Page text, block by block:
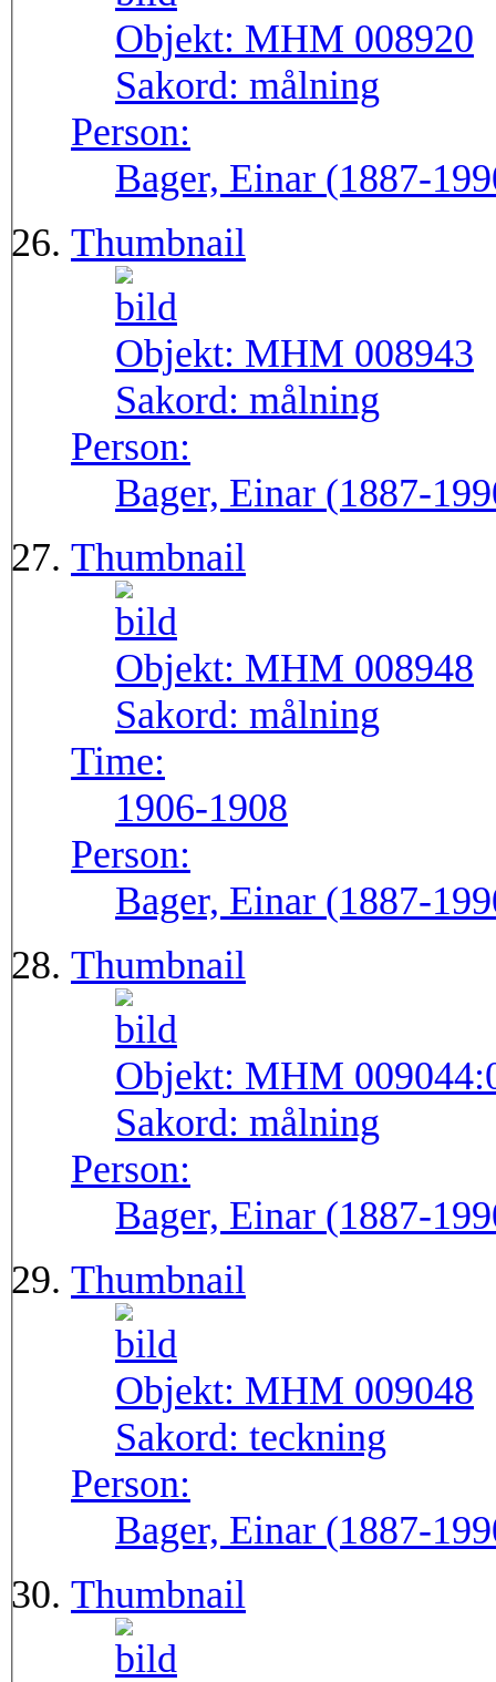
Objekt: MHM 008920
Sakord: målning
Person:
Bager, Einar (1887-
Thumbnail
Objekt: MHM 008943
Sakord: målning
Person:
Bager, Einar (1887-
Thumbnail
Objekt: MHM 008948
Sakord: målning
Time:
1906-1908
Person:
Bager, Einar (1887-
Thumbnail
Objekt: MHM
Sakord: målning
Person:
Bager, Einar (1887-
Thumbnail
Objekt: MHM 009048
Sakord: teckning
Person:
Bager, Einar (1887-
Thumbnail